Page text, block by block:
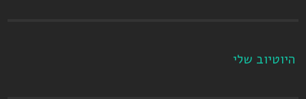
היוטיוב שלי